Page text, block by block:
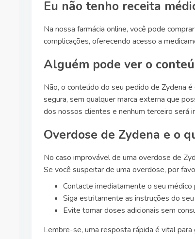
Eu não tenho receita
Na nossa farmácia online, você pode
complicações, oferecendo acesso a
Alguém pode ver o
Não, o conteúdo do seu pedido de Zydena
segura, sem qualquer marca externa que
dos nossos clientes e nenhum terceiro será
Overdose de Zydena e o
No caso improvável de uma overdose de
Se você suspeitar de uma overdose, por
Contacte imediatamente o seu
Siga estritamente as instruções do
Evite tomar doses adicionais sem
Lembre-se, uma resposta rápida é vital